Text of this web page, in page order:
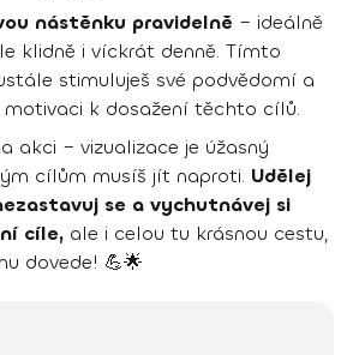
nástěnku pravidelně – ideálně
klidně i víckrát denně. Tímto
stimuluješ své podvědomí a
motivaci k dosažení těchto cílů.
akci – vizualizace je úžasný
cílům musíš jít naproti. Udělej
se a vychutnávej si
cíle, ale i celou tu krásnou cestu,
dovede! 💪🌟